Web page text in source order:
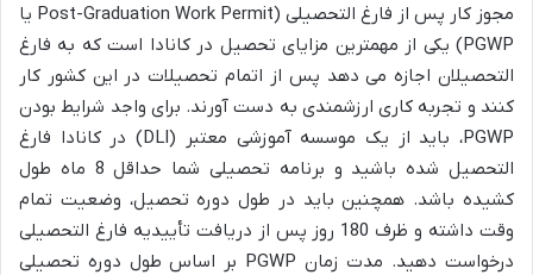
مجوز کار پس از فارغ التحصیلی (Post-Graduation Work Permit یا
PGWP) یکی از مهمترین مزایای تحصیل در کانادا است که به فارغ
التحصیلان اجازه می دهد پس از اتمام تحصیلات در این کشور کار
کنند و تجربه کاری ارزشمندی به دست آورند. برای واجد شرایط بودن
PGWP، باید از یک موسسه آموزشی معتبر (DLI) در کانادا فارغ
التحصیل شده باشید و برنامه تحصیلی شما حداقل 8 ماه طول
کشیده باشد. همچنین باید در طول دوره تحصیل، وضعیت تمام
وقت داشته و ظرف 180 روز پس از دریافت تأییدیه فارغ التحصیلی
درخواست دهید. مدت زمان PGWP بر اساس طول دوره تحصیلی